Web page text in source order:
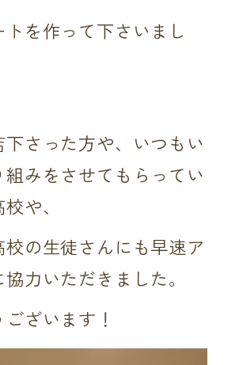
トを作って下さいまし
さった方や、いつもい
組みをさせてもらってい
や、
校の生徒さんにも早速ア
力いただきました。
ざいます！